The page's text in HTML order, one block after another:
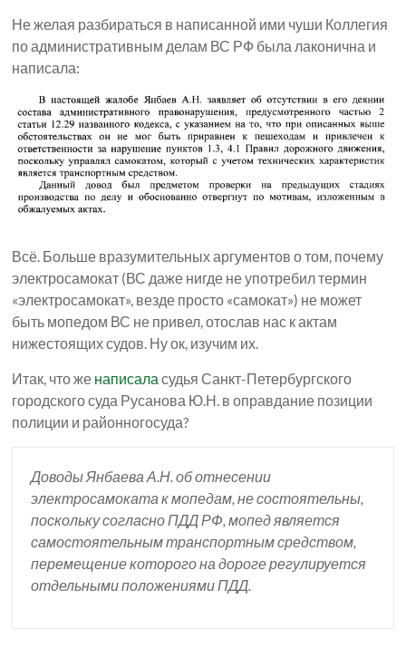
Не желая разбираться в написанной ими чуши Коллегия
по административным делам ВС РФ была лаконична и
написала:
Всё. Больше вразумительных аргументов о том, почему
электросамокат (ВС даже нигде не употребил термин
«электросамокат», везде просто «самокат») не может
быть мопедом ВС не привел, отослав нас к актам
нижестоящих судов. Ну ок, изучим их.
Итак, что же написаласудья Санкт-Петербургского
городского суда Русанова Ю.Н. в оправдание позиции
полиции и районногосуда?
Доводы Янбаева А.Н. об отнесении
электросамоката к мопедам, не состоятельны,
поскольку согласно ПДД РФ, мопед является
самостоятельным транспортным средством,
перемещение которого на дороге регулируется
отдельными положениями ПДД.